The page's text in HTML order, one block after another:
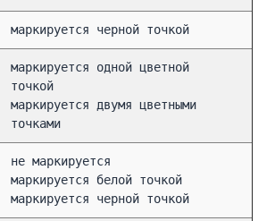
маркируется черной точкой
маркируется одной цветной
точкой
маркируется двумя цветными
точками
не маркируется
маркируется белой точкой
маркируется черной точкой